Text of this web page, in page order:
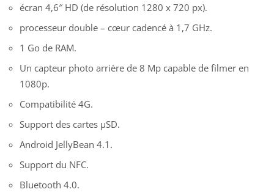
écran 4,6″ HD (de résolution 1280 x 720 px).
processeur double – cœur cadencé à 1,7 GHz.
1 Go de RAM.
Un capteur photo arrière de 8 Mp capable de filmer en
1080p.
Compatibilité 4G.
Support des cartes µSD.
Android JellyBean 4.1.
Support du NFC.
Bluetooth 4.0.